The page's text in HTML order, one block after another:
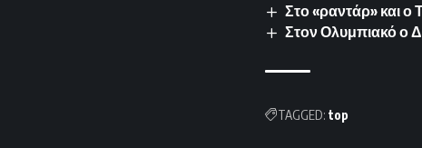
Στο «ραντάρ» και ο
Στον Ολυμπιακό ο
TAGGED: top